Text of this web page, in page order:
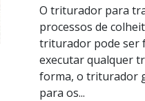
O triturador para
processos de
triturador pode ser
executar qualquer
forma, o triturador
para os...